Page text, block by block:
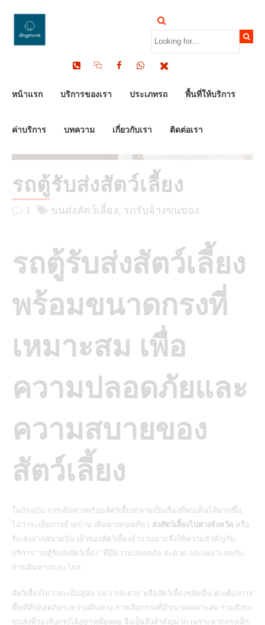
หน้าแรก บริการของเรา ประเภทรถ พื้นที่ให้บริการ
ค่าบริการ บทความ เกี่ยวกับเรา ติดต่อเรา
รถตู้รับส่งสัตว์เลี้ยง
1 ขนส่งสัตว์เลี้ยง รถรับจ้างขนของ
รถตู้รับส่งสัตว์เลี้ยง
พร้อมขนาดกรงที่
เหมาะสม เพื่อ
ความปลอดภัยและ
ความสบายของ
สัตว์เลี้ยง
ในปัจจุบัน การเดินทางพร้อมสัตว์เลี้ยงกลายเป็นเรื่องที่พบเห็นได้มากขึ้น
ไม่ว่าจะเป็นการย้ายบ้าน เดินทางท่องเที่ยว ส่งสัตว์เลี้ยงไปต่างจังหวัด หรือ
รับ-ส่งจากสนามบิน เจ้าของสัตว์เลี้ยงจำนวนมากจึงให้ความสำคัญกับ
บริการ “รถตู้รับส่งสัตว์เลี้ยง” ที่มีความปลอดภัย สะอาด และเหมาะสมกับ
การเดินทางระยะไกล
สัตว์เลี้ยงไม่ว่าจะเป็นสุนัข แมว กระต่าย หรือสัตว์เลี้ยงชนิดอื่น ต่างต้องการ
พื้นที่ที่ปลอดภัยระหว่างเดินทาง การเลือกกรงที่มีขนาดเหมาะสม รวมถึงรถ
ขนส่งที่รองรับกรงได้อย่างเพียงพอ จึงเป็นสิ่งสำคัญมาก เพราะหากกรงเล็ก